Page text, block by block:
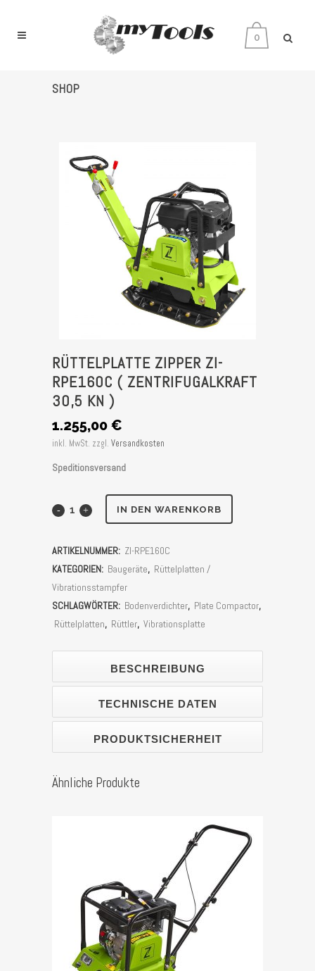
0
SHOP
RÜTTELPLATTE ZIPPER ZI-
RPE160C ( ZENTRIFUGALKRAFT
30,5 KN )
1.255,00 €
inkl. MwSt. zzgl. Versandkosten
Speditionsversand
Rüttelplatte
RPE160C
(
)
IN DEN WARENKORB
ARTIKELNUMMER: ZI-RPE160C
KATEGORIEN: Baugeräte, Rüttelplatten /
Vibrationsstampfer
SCHLAGWÖRTER: Bodenverdichter, Plate Compactor,
Rüttelplatten, Rüttler, Vibrationsplatte
BESCHREIBUNG
TECHNISCHE DATEN
PRODUKTSICHERHEIT
Ähnliche Produkte